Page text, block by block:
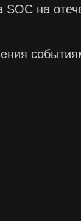
SOC на